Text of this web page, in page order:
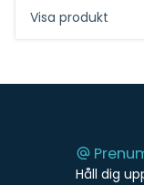
Visa produkt
Håll dig